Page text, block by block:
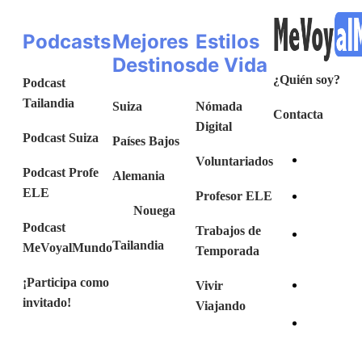
Podcasts
Podcast
Tailandia
Podcast Suiza
Podcast Profe
ELE
Podcast
MeVoyalMundo
¡Participa como
invitado!
Mejores
Destinos
Suiza
Países Bajos
Alemania
Nouega
Tailandia
Estilos
de Vida
Nómada
Digital
Voluntariados
Profesor ELE
Trabajos de
Temporada
Vivir
Viajando
¿Quién soy?
Contacta